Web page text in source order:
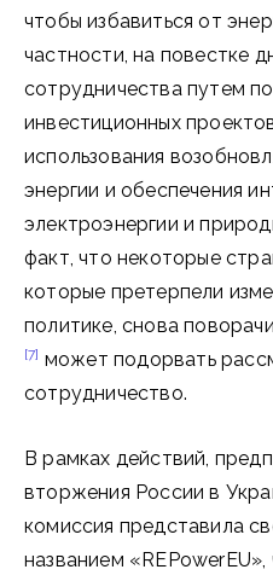
чтобы избавиться от
частности, на повестке
сотрудничества путем
инвестиционных
использования
энергии и обеспечения
электроэнергии и
факт, что некоторые
которые претерпели
политике, снова
[7] может подорвать
сотрудничество.
В рамках действий,
вторжения России в
комиссия представила
названием